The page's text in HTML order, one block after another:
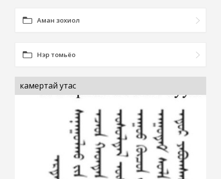
Аман зохиол
Нэр томьёо
камертай утас